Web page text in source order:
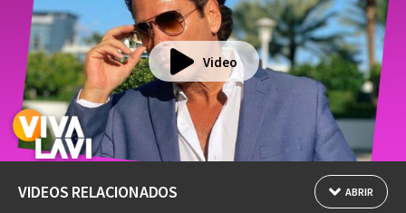
Video
VIDEOS RELACIONADOS ABRIR